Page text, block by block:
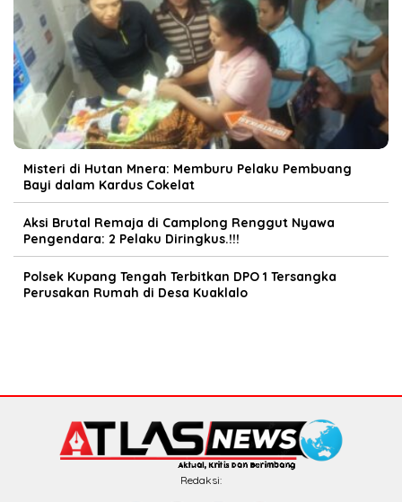
Misteri di Hutan Mnera: Memburu Pelaku Pembuang
Bayi dalam Kardus Cokelat
Aksi Brutal Remaja di Camplong Renggut Nyawa
Pengendara: 2 Pelaku Diringkus.!!!
Polsek Kupang Tengah Terbitkan DPO 1 Tersangka
Perusakan Rumah di Desa Kuaklalo
Redaksi: